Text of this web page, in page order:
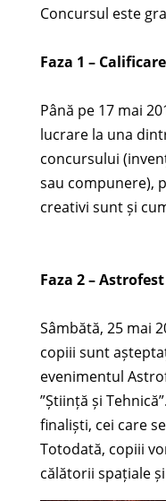
Concursul este
Faza 1 –
Până pe 17 mai
lucrare la una
concursului
sau compunere),
creativi sunt și
Faza 2 – Astrofest
Sâmbătă, 25 mai
copiii sunt
evenimentul
”Știință și
finaliști, cei care
Totodată, copiii
călătorii spațiale